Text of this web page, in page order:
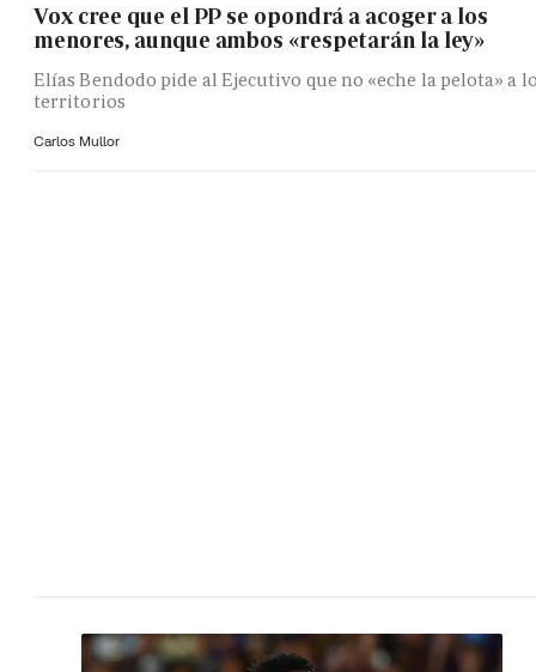
Vox cree que el PP se opondrá a acoger a los
menores, aunque ambos «respetarán la ley»
Elías Bendodo pide al Ejecutivo que no «eche la pelota» a
territorios
Carlos Mullor